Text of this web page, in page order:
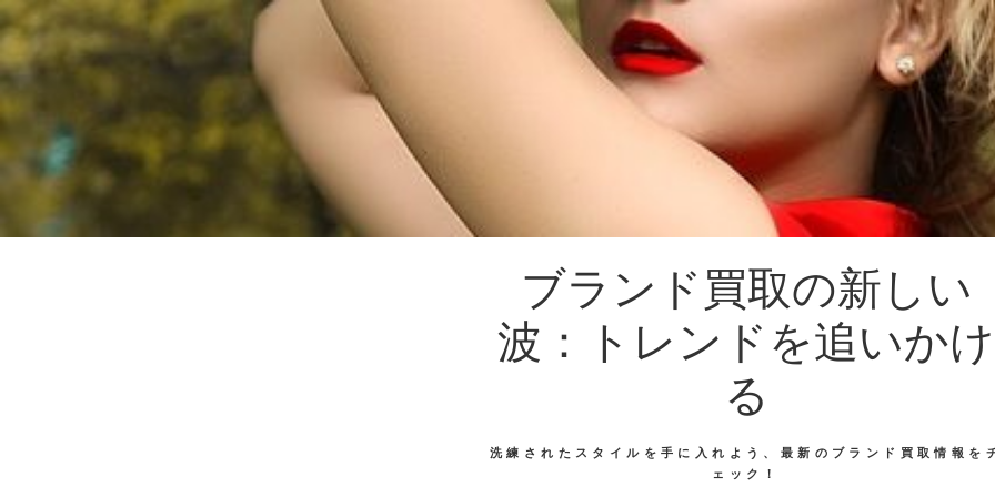
ブランド買取の新しい
波：トレンドを追いかけ
る
洗練されたスタイルを手に入れよう、最新のブランド買取情報を
ェック！